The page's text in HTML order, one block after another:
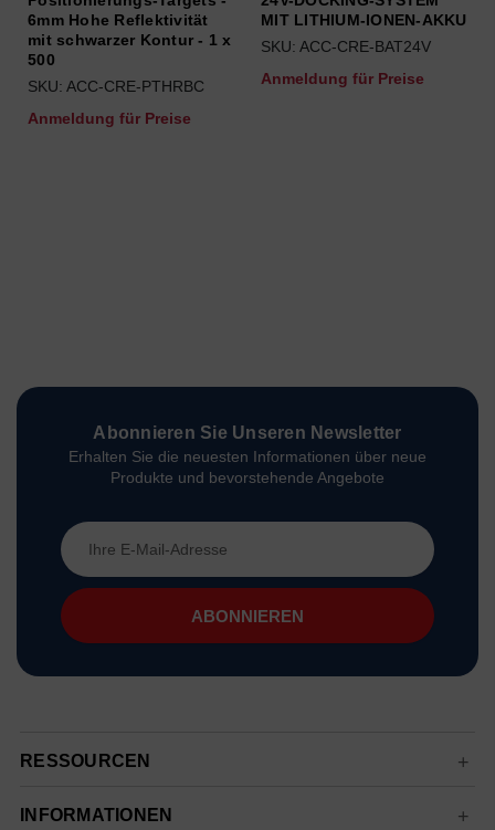
6mm Hohe Reflektivität
mit schwarzer Kontur - 1 x
500
SKU: ACC-CRE-PTHRBC
Anmeldung für Preise
MIT LITHIUM-IONEN-AKKU
SKU: ACC-CRE-BAT24V
Anmeldung für Preise
Abonnieren Sie Unseren Newsletter
Erhalten Sie die neuesten Informationen über neue
Produkte und bevorstehende Angebote
E-
Mail-
Adresse
RESSOURCEN
INFORMATIONEN